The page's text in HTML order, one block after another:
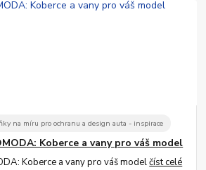
na míru pro ochranu a design auta - inspirace
Koberce a vany pro váš model
Koberce a vany pro váš modelčíst celé